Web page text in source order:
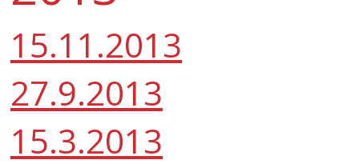
15.11.2013
27.9.2013
15.3.2013